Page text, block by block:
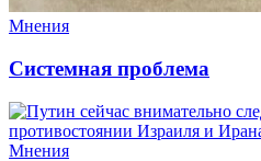
Мнения
Системная проблема
Мнения